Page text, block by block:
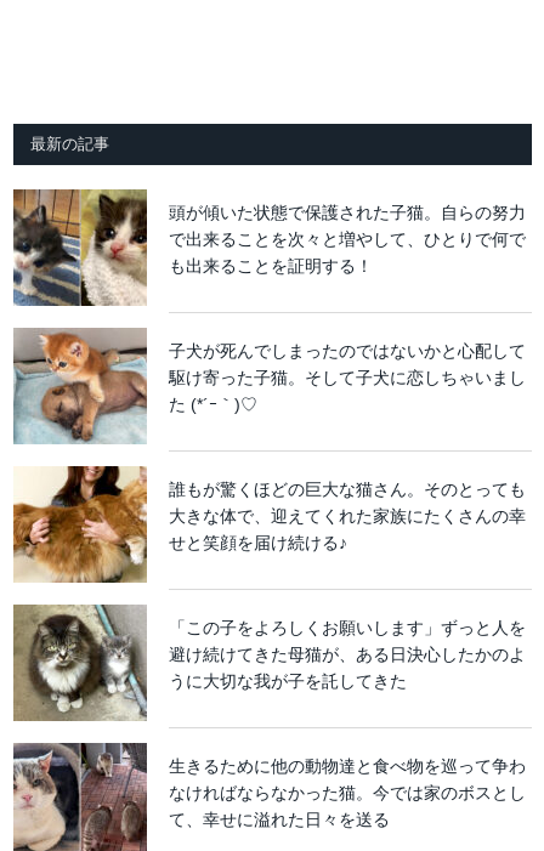
最新の記事
頭が傾いた状態で保護された子猫。自らの努力
で出来ることを次々と増やして、ひとりで何で
も出来ることを証明する！
子犬が死んでしまったのではないかと心配して
駆け寄った子猫。そして子犬に恋しちゃいまし
た (*´ｰ｀)♡
誰もが驚くほどの巨大な猫さん。そのとっても
大きな体で、迎えてくれた家族にたくさんの幸
せと笑顔を届け続ける♪
「この子をよろしくお願いします」ずっと人を
避け続けてきた母猫が、ある日決心したかのよ
うに大切な我が子を託してきた
生きるために他の動物達と食べ物を巡って争わ
なければならなかった猫。今では家のボスとし
て、幸せに溢れた日々を送る